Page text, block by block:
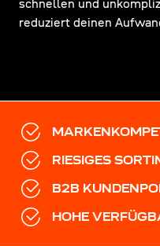
schnellen und
reduziert deinen
RIESIGES
B2B
HOHE